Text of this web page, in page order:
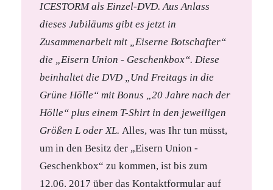
ICESTORM als Einzel-DVD. Aus Anlass
dieses Jubiläums gibt es jetzt in
Zusammenarbeit mit „Eiserne Botschafter“
die „Eisern Union - Geschenkbox“. Diese
beinhaltet die DVD „Und Freitags in die
Grüne Hölle“ mit Bonus „20 Jahre nach der
Hölle“ plus einem T-Shirt in den jeweiligen
Größen L oder XL. Alles, was Ihr tun müsst,
um in den Besitz der „Eisern Union -
Geschenkbox“ zu kommen, ist bis zum
12.06. 2017 über das Kontaktformular auf